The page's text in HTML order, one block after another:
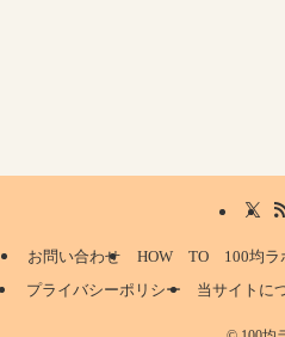
お問い合わせ
HOW TO 100均ラ
プライバシーポリシー
当サイトに